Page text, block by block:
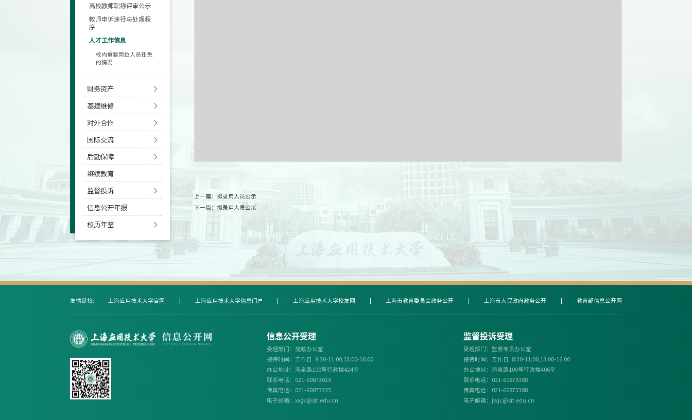
高校教师职称评审公示
教师申诉途径与处理程
序
人才工作信息
校内重要岗位人员任免
的情况
财务资产
基建维修
对外合作
国际交流
后勤保障
继续教育
监督投诉
信息公开年报
校历年鉴
上一篇： 拟录用人员公示
下一篇： 拟录用人员公示
友情链接: 上海应用技术大学官网 | 上海应用技术大学信息门户 | 上海应用技术大学校友网 | 上海市教育委员会政务公开 | 上海市人民政府政务公开 | 教育部信息公开网
信息公开受理
受理部门：党政办公室
接待时间：工作日 8:30-11:00,13:00-16:00
办公地址：海泉路100号行政楼424室
联系电话：021-60873029
传真电话：021-60873335
电子邮箱：xxgk@sit.edu.cn
监督投诉受理
受理部门：监察专员办公室
接待时间：工作日 8:30-11:00,13:00-16:00
办公地址：海泉路100号行政楼406室
联系电话：021-60873388
传真电话：021-60873388
电子邮箱： jwjc@sit.edu.cn